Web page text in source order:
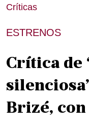
Críticas
ESTRENOS
Crítica de
Brizé,